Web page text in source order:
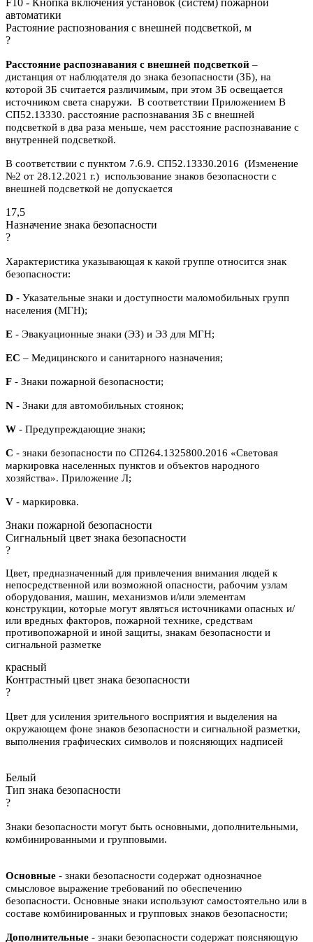
F10 - Кнопка включения установок (систем) пожарной
автоматики
Растояние распознования с внешней подсветкой, м
?
Расстояние распознавания с внешней подсветкой –
дистанция от наблюдателя до знака безопасности (ЗБ), на
которой ЗБ считается различимым, при этом ЗБ освещается
источником света снаружи. В соответствии Приложением В
СП52.13330. расстояние распознавания ЗБ с внешней
подсветкой в два раза меньше, чем расстояние распознавание с
внутренней подсветкой.
В соответствии с пунктом 7.6.9. СП52.13330.2016 (Изменение
№2 от 28.12.2021 г.) использование знаков безопасности с
внешней подсветкой не допускается
17,5
Назначение знака безопасности
?
Характеристика указывающая к какой группе относится знак
безопасности:
D - Указательные знаки и доступности маломобильных групп
населения (МГН);
E - Эвакуационные знаки (ЭЗ) и ЭЗ для МГН;
ЕС – Медицинского и санитарного назначения;
F - Знаки пожарной безопасности;
N - Знаки для автомобильных стоянок;
W - Предупреждающие знаки;
С - знаки безопасности по СП264.1325800.2016 «Световая
маркировка населенных пунктов и объектов народного
хозяйства». Приложение Л;
V - маркировка.
Знаки пожарной безопасности
Сигнальный цвет знака безопасности
?
Цвет, предназначенный для привлечения внимания людей к
непосредственной или возможной опасности, рабочим узлам
оборудования, машин, механизмов и/или элементам
конструкции, которые могут являться источниками опасных и/
или вредных факторов, пожарной технике, средствам
противопожарной и иной защиты, знакам безопасности и
сигнальной разметке
красный
Контрастный цвет знака безопасности
?
Цвет для усиления зрительного восприятия и выделения на
окружающем фоне знаков безопасности и сигнальной разметки,
выполнения графических символов и поясняющих надписей
Белый
Тип знака безопасности
?
Знаки безопасности могут быть основными, дополнительными,
комбинированными и групповыми.
Основные - знаки безопасности содержат однозначное
смысловое выражение требований по обеспечению
безопасности. Основные знаки используют самостоятельно или в
составе комбинированных и групповых знаков безопасности;
Дополнительные - знаки безопасности содержат поясняющую